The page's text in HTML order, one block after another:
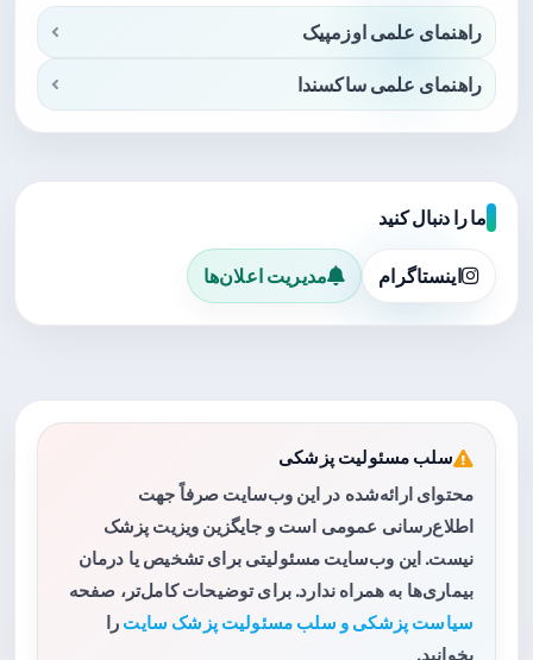
راهنمای علمی اوزمپیک
راهنمای علمی ساکسندا
ما را دنبال کنید
اینستاگرام مدیریت اعلان‌ها
سلب مسئولیت پزشکی
محتوای ارائه‌شده در این وب‌سایت صرفاً جهت
اطلاع‌رسانی عمومی است و جایگزین ویزیت پزشک
نیست. این وب‌سایت مسئولیتی برای تشخیص یا درمان
بیماری‌ها به همراه ندارد. برای توضیحات کامل‌تر، صفحه
سیاست پزشکی و سلب مسئولیت پزشک سایت را
بخوانید.